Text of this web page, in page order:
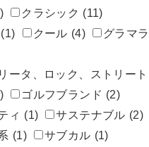
クラシック (11)
(1) クール (4) グラマ
ータ、ロック、ストリート
ゴルフブランド (2)
ィ (1) サステナブル (2)
(1) サブカル (1)